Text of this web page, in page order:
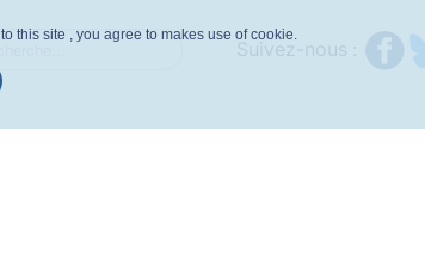
this site , you agree to makes use of cookie.